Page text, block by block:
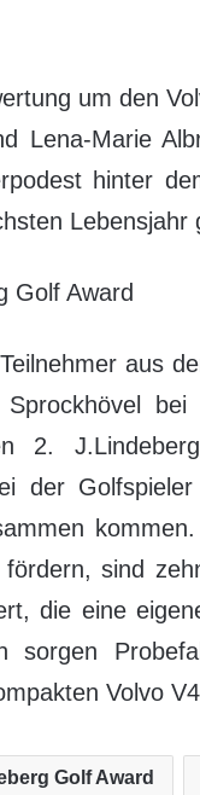
um den
Lena-Marie
hinter
Lebensjahr
Golf Award
aus
bei
2.
der
fördern, sind
die eine
sorgen
Volvo
Golf Award